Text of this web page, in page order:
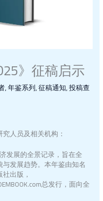
》征稿启示
,年鉴系列,征稿通知,投稿查
人员及相关机构：
发展的全景记录，旨在全
发展趋势。本年鉴由知名
出版，
总发行，面向全